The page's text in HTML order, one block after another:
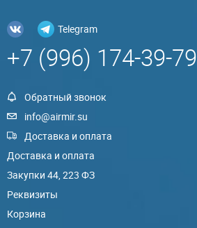
Telegram
+7 (996) 174-39-79
Обратный звонок
info@airmir.su
Доставка и оплата
Доставка и оплата
Закупки 44, 223 ФЗ
Реквизиты
Корзина